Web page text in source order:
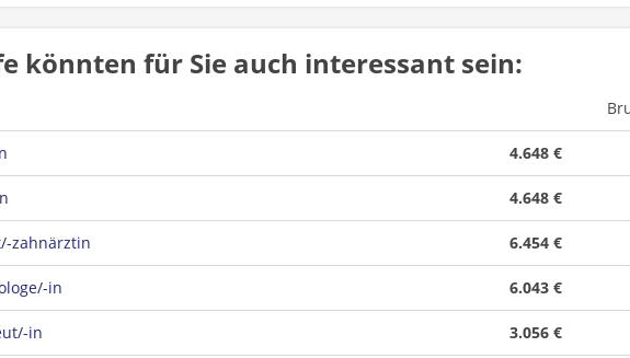
könnten für Sie auch interessant sein:
4.648 €
4.648 €
zahnärztin 6.454 €
in 6.043 €
in 3.056 €